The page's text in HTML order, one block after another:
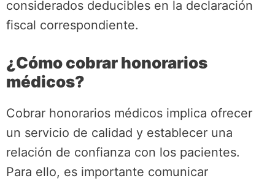
considerados deducibles en la declaración
fiscal correspondiente.
¿Cómo cobrar honorarios
médicos?
Cobrar honorarios médicos implica ofrecer
un servicio de calidad y establecer una
relación de confianza con los pacientes.
Para ello, es importante comunicar